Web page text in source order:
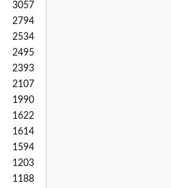
3057
2794
2534
2495
2393
2107
1990
1622
1614
1594
1203
1188